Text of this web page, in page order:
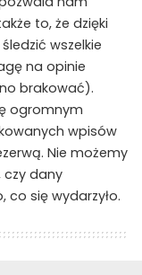
to, że dzięki
wszelkie
na opinie
brakować).
ogromnym
wpisów
Nie możemy
czy dany
co się wydarzyło.